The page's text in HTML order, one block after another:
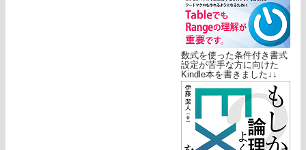
数式を使った条件付き書式
設定が苦手な方に向けた
Kindle本を書きました↓↓